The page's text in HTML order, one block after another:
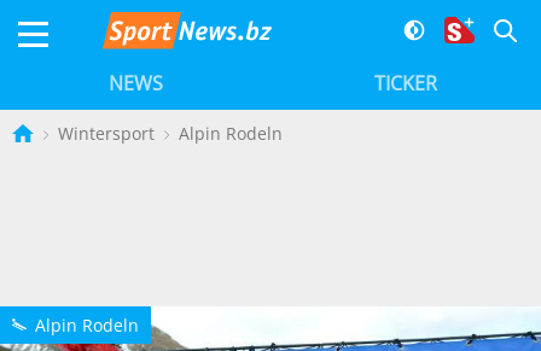
NEWS TICKER
Wintersport Alpin Rodeln
v Alpin Rodeln